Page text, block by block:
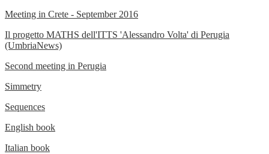
Meeting in Crete - September 2016
Il progetto MATHS dell'ITTS 'Alessandro Volta' di Perugia
(UmbriaNews)
Second meeting in Perugia
Simmetry
Sequences
English book
Italian book